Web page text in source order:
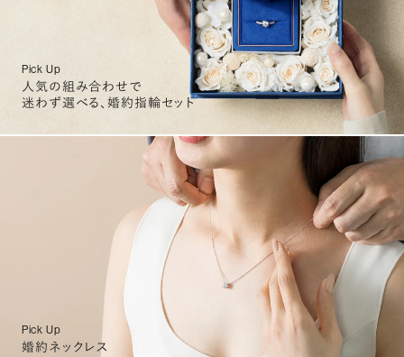
Pick Up
人気の組み合わせで
迷わず選べる、婚約指輪セット
Pick Up
婚約ネックレス